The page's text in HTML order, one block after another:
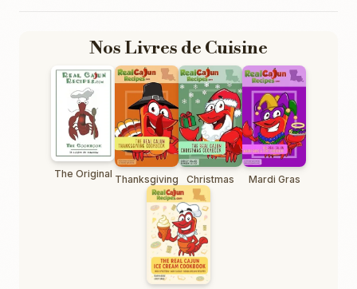
Nos Livres de Cuisine
The Original Thanksgiving Christmas Mardi Gras